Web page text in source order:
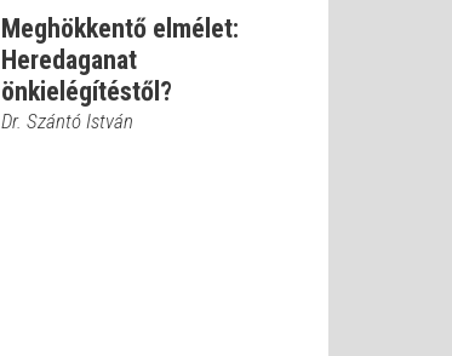
Meghökkentő elmélet:
Heredaganat
önkielégítéstől?
Dr. Szántó István